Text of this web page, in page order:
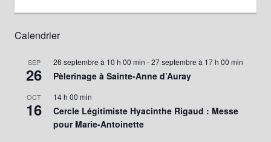
Calendrier
SEP
26
26 septembre à 10 h 00 min -27 septembre à 17 h 00 min
Pèlerinage à Sainte-Anne d’Auray
OCT
16
14 h 00 min
Cercle Légitimiste Hyacinthe Rigaud : Messe
pour Marie-Antoinette